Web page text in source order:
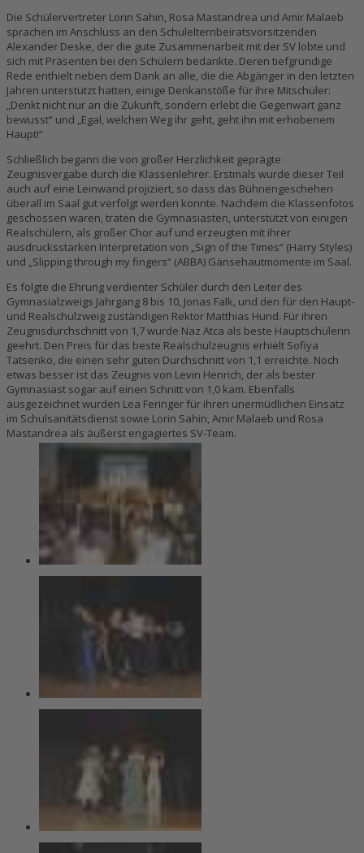
Die Schülervertreter Lorin Sahin, Rosa Mastandrea und Amir Malaeb
sprachen im Anschluss an den Schulelternbeiratsvorsitzenden
Alexander Deske, der die gute Zusammenarbeit mit der SV lobte und
sich mit Präsenten bei den Schülern bedankte. Deren tiefgründige
Rede enthielt neben dem Dank an alle, die die Abgänger in den letzten
Jahren unterstützt hatten, einige Denkanstöße für ihre Mitschüler:
„Denkt nicht nur an die Zukunft, sondern erlebt die Gegenwart ganz
bewusst“ und „Egal, welchen Weg ihr geht, geht ihn mit erhobenem
Haupt!“
Schließlich begann die von großer Herzlichkeit geprägte
Zeugnisvergabe durch die Klassenlehrer. Erstmals wurde dieser Teil
auch auf eine Leinwand projiziert, so dass das Bühnengeschehen
überall im Saal gut verfolgt werden konnte. Nachdem die Klassenfotos
geschossen waren, traten die Gymnasiasten, unterstützt von einigen
Realschülern, als großer Chor auf und erzeugten mit ihrer
ausdrucksstarken Interpretation von „Sign of the Times“ (Harry Styles)
und „Slipping through my fingers“ (ABBA) Gänsehautmomente im Saal.
Es folgte die Ehrung verdienter Schüler durch den Leiter des
Gymnasialzweigs Jahrgang 8 bis 10, Jonas Falk, und den für den Haupt-
und Realschulzweig zuständigen Rektor Matthias Hund. Für ihren
Zeugnisdurchschnitt von 1,7 wurde Naz Atca als beste Hauptschülerin
geehrt. Den Preis für das beste Realschulzeugnis erhielt Sofiya
Tatsenko, die einen sehr guten Durchschnitt von 1,1 erreichte. Noch
etwas besser ist das Zeugnis von Levin Henrich, der als bester
Gymnasiast sogar auf einen Schnitt von 1,0 kam. Ebenfalls
ausgezeichnet wurden Lea Feringer für ihren unermüdlichen Einsatz
im Schulsanitätsdienst sowie Lorin Sahin, Amir Malaeb und Rosa
Mastandrea als äußerst engagiertes SV-Team.